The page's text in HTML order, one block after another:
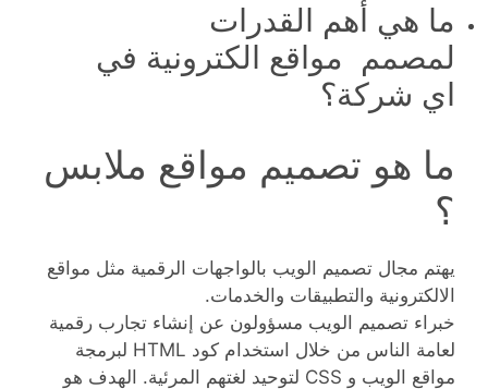
ما هي أهم القدرات
لمصمم مواقع الكترونية في
اي شركة؟
ما هو تصميم مواقع ملابس
؟
يهتم مجال تصميم الويب بالواجهات الرقمية مثل مواقع
الالكترونية والتطبيقات والخدمات.
خبراء تصميم الويب مسؤولون عن إنشاء تجارب رقمية
لعامة الناس من خلال استخدام كود HTML لبرمجة
مواقع الويب و CSS لتوحيد لغتهم المرئية. الهدف هو